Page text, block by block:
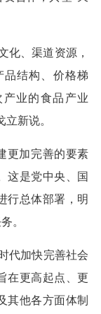
化、渠道资源，
结构、价格梯
产业的食品产业
新说。
更加完善的要素
这是党中央、国
行总体部署，明
。
代加快完善社会
在更高起点、更
其他各方面体制